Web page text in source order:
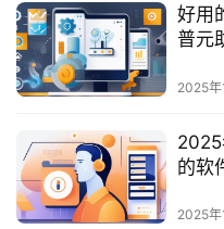
最
新
好用
普元
2025
2025
的软
2025年